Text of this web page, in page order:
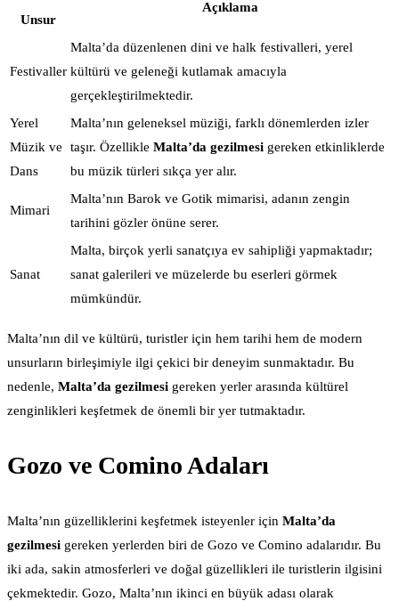
Unsur
Açıklama
Festivaller
Malta’da düzenlenen dini ve halk festivalleri, yerel
kültürü ve geleneği kutlamak amacıyla
gerçekleştirilmektedir.
Yerel
Müzik ve
Dans
Malta’nın geleneksel müziği, farklı dönemlerden izler
taşır. Özellikle Malta’da gezilmesi gereken etkinliklerde
bu müzik türleri sıkça yer alır.
Mimari
Malta’nın Barok ve Gotik mimarisi, adanın zengin
tarihini gözler önüne serer.
Sanat
Malta, birçok yerli sanatçıya ev sahipliği yapmaktadır;
sanat galerileri ve müzelerde bu eserleri görmek
mümkündür.
Malta’nın dil ve kültürü, turistler için hem tarihi hem de modern
unsurların birleşimiyle ilgi çekici bir deneyim sunmaktadır. Bu
nedenle, Malta’da gezilmesi gereken yerler arasında kültürel
zenginlikleri keşfetmek de önemli bir yer tutmaktadır.
Gozo ve Comino Adaları
Malta’nın güzelliklerini keşfetmek isteyenler için Malta’da
gezilmesi gereken yerlerden biri de Gozo ve Comino adalarıdır. Bu
iki ada, sakin atmosferleri ve doğal güzellikleri ile turistlerin ilgisini
çekmektedir. Gozo, Malta’nın ikinci en büyük adası olarak